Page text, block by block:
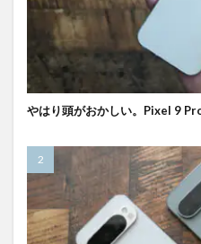
やはり頭がおかしい。Pixel 9